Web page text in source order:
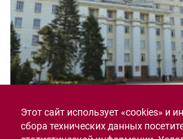
Семьи героев СВО с
Этот сайт использует «cookies» и
сбора технических данных